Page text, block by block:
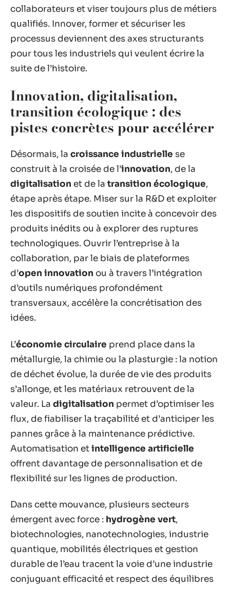
collaborateurs et viser toujours plus de métiers
qualifiés. Innover, former et sécuriser les
processus deviennent des axes structurants
pour tous les industriels qui veulent écrire la
suite de l’histoire.
Innovation, digitalisation,
transition écologique : des
pistes concrètes pour accélérer
Désormais, la croissance industrielle se
construit à la croisée de l’innovation, de la
digitalisation et de la transition écologique,
étape après étape. Miser sur la R&D et exploiter
les dispositifs de soutien incite à concevoir des
produits inédits ou à explorer des ruptures
technologiques. Ouvrir l’entreprise à la
collaboration, par le biais de plateformes
d’open innovation ou à travers l’intégration
d’outils numériques profondément
transversaux, accélère la concrétisation des
idées.
L’économie circulaire prend place dans la
métallurgie, la chimie ou la plasturgie : la notion
de déchet évolue, la durée de vie des produits
s’allonge, et les matériaux retrouvent de la
valeur. La digitalisation permet d’optimiser les
flux, de fiabiliser la traçabilité et d’anticiper les
pannes grâce à la maintenance prédictive.
Automatisation etintelligence artificielle
offrent davantage de personnalisation et de
flexibilité sur les lignes de production.
Dans cette mouvance, plusieurs secteurs
émergent avec force : hydrogène vert,
biotechnologies, nanotechnologies, industrie
quantique, mobilités électriques et gestion
durable de l’eau tracent la voie d’une industrie
conjuguant efficacité et respect des équilibres